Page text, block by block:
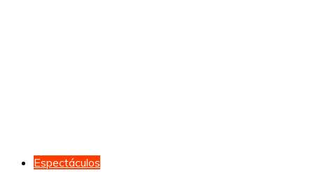
Espectáculos